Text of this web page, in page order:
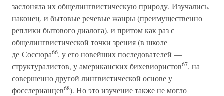
заслоняла их общелингвистическую природу. Изучались,
наконец, и бытовые речевые жанры (преимущественно
реплики бытового диалога), и притом как раз с
общелингвистической точки зрения (в школе
де Соссюра66, у его новейших последователей —
структуралистов, у американских бихевиористов67, на
совершенно другой лингвистической основе у
фосслерианцев68). Но это изучение также не могло